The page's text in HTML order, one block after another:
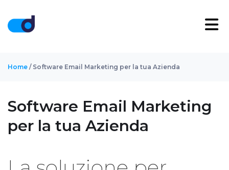
Home / Software Email Marketing per la tua Azienda
Software Email Marketing
per la tua Azienda